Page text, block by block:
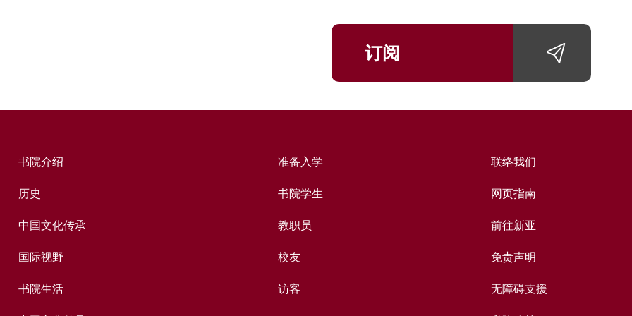
订阅
书院介绍
历史
中国文化传承
国际视野
书院生活
准备入学
书院学生
教职员
校友
访客
联络我们
网页指南
前往新亚
免责声明
无障碍支援